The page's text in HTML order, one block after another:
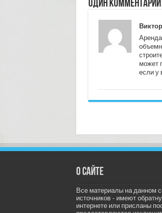
Один комментарий
может
если у
О сайте
Все материалы на данном
источников - имеют
интернете или присланы